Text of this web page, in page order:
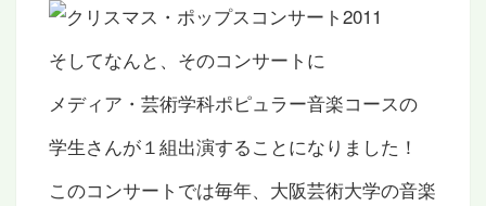
そしてなんと、そのコンサートに
メディア・芸術学科ポピュラー音楽コースの
学生さんが１組出演することになりました！
このコンサートでは毎年、大阪芸術大学の音楽